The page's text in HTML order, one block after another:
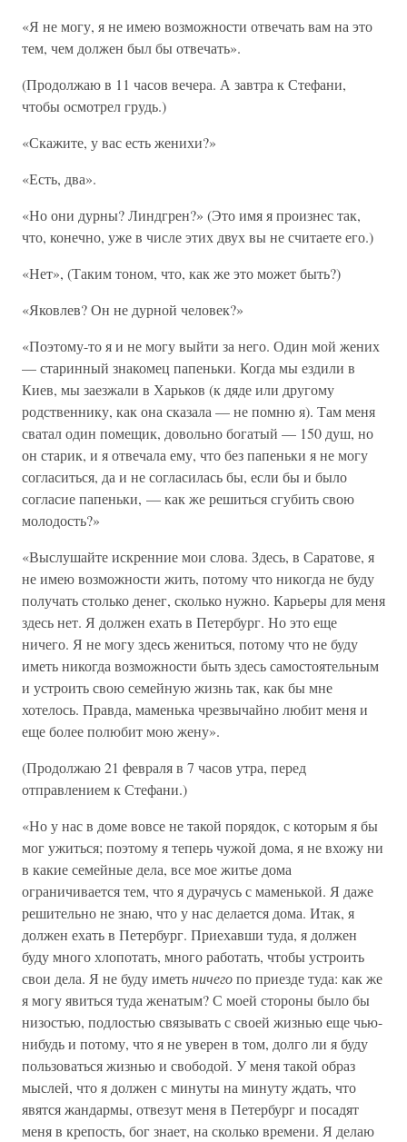
«Я не могу, я не имею возможности отвечать вам на это
тем, чем должен был бы отвечать».
(Продолжаю в 11 часов вечера. А завтра к Стефани,
чтобы осмотрел грудь.)
«Скажите, у вас есть женихи?»
«Есть, два».
«Но они дурны? Линдгрен?» (Это имя я произнес так,
что, конечно, уже в числе этих двух вы не считаете его.)
«Нет», (Таким тоном, что, как же это может быть?)
«Яковлев? Он не дурной человек?»
«Поэтому-то я и не могу выйти за него. Один мой жених
— старинный знакомец папеньки. Когда мы ездили в
Киев, мы заезжали в Харьков (к дяде или другому
родственнику, как она сказала — не помню я). Там меня
сватал один помещик, довольно богатый — 150 душ, но
он старик, и я отвечала ему, что без папеньки я не могу
согласиться, да и не согласилась бы, если бы и было
согласие папеньки, — как же решиться сгубить свою
молодость?»
«Выслушайте искренние мои слова. Здесь, в Саратове, я
не имею возможности жить, потому что никогда не буду
получать столько денег, сколько нужно. Карьеры для меня
здесь нет. Я должен ехать в Петербург. Но это еще
ничего. Я не могу здесь жениться, потому что не буду
иметь никогда возможности быть здесь самостоятельным
и устроить свою семейную жизнь так, как бы мне
хотелось. Правда, маменька чрезвычайно любит меня и
еще более полюбит мою жену».
(Продолжаю 21 февраля в 7 часов утра, перед
отправлением к Стефани.)
«Но у нас в доме вовсе не такой порядок, с которым я бы
мог ужиться; поэтому я теперь чужой дома, я не вхожу ни
в какие семейные дела, все мое житье дома
ограничивается тем, что я дурачусь с маменькой. Я даже
решительно не знаю, что у нас делается дома. Итак, я
должен ехать в Петербург. Приехавши туда, я должен
буду много хлопотать, много работать, чтобы устроить
свои дела. Я не буду иметьничегопо приезде туда: как же
я могу явиться туда женатым? С моей стороны было бы
низостью, подлостью связывать с своей жизнью еще чью-
нибудь и потому, что я не уверен в том, долго ли я буду
пользоваться жизнью и свободой. У меня такой образ
мыслей, что я должен с минуты на минуту ждать, что
явятся жандармы, отвезут меня в Петербург и посадят
меня в крепость, бог знает, на сколько времени. Я делаю